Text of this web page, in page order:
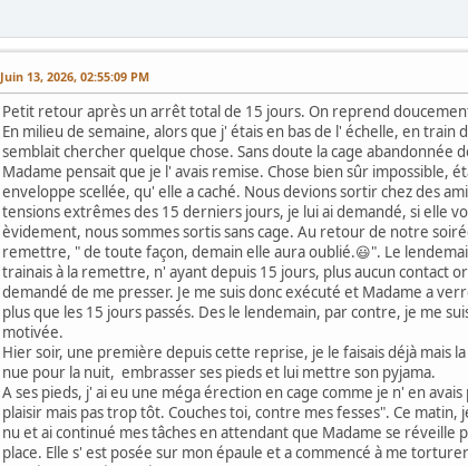
Juin 13, 2026, 02:55:09 PM
Petit retour après un arrêt total de 15 jours. On reprend
En milieu de semaine, alors que j' étais en bas de l' échelle, en
semblait chercher quelque chose. Sans doute la cage abandonnée
Madame pensait que je l' avais remise. Chose bien sûr impossible,
enveloppe scellée, qu' elle a caché. Nous devions sortir chez des
tensions extrêmes des 15 derniers jours, je lui ai demandé, si elle
èvidement, nous sommes sortis sans cage. Au retour de notre
remettre, " de toute façon, demain elle aura oublié.😃". Le
trainais à la remettre, n' ayant depuis 15 jours, plus aucun contact
demandé de me presser. Je me suis donc exécuté et Madame a
plus que les 15 jours passés. Des le lendemain, par contre, je me
motivée.
Hier soir, une première depuis cette reprise, je le faisais déjà mais
nue pour la nuit, embrasser ses pieds et lui mettre son pyjama.
A ses pieds, j' ai eu une méga érection en cage comme je n' en
plaisir mais pas trop tôt. Couches toi, contre mes fesses". Ce
nu et ai continué mes tâches en attendant que Madame se réveille
place. Elle s' est posée sur mon épaule et a commencé à me